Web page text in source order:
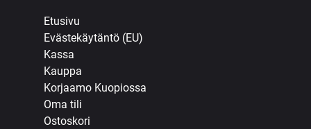
Etusivu
Evästekäytäntö (EU)
Kassa
Kauppa
Korjaamo Kuopiossa
Oma tili
Ostoskori